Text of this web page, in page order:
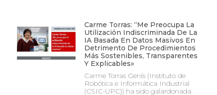
Carme Torras: “Me Preocupa La
Utilización Indiscriminada De La
IA Basada En Datos Masivos En
Detrimento De Procedimientos
Más Sostenibles, Transparentes
Y Explicables»
Carme Torras Genís (Instituto de
Robótica e Informática Industrial
(CSIC-UPC)) ha sido galardonada